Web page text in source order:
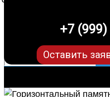
+7
Оставить